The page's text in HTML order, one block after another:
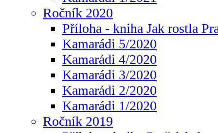
Ročník 2020
Příloha - kniha Jak rostla
Kamarádi 5/2020
Kamarádi 4/2020
Kamarádi 3/2020
Kamarádi 2/2020
Kamarádi 1/2020
Ročník 2019